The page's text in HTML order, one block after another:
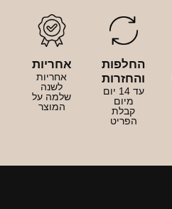
החלפות
והחזרות
עד 14 יום
מיום
קבלת
הפריט
אחריות
אחריות
לשנה
שלמה על
המוצר